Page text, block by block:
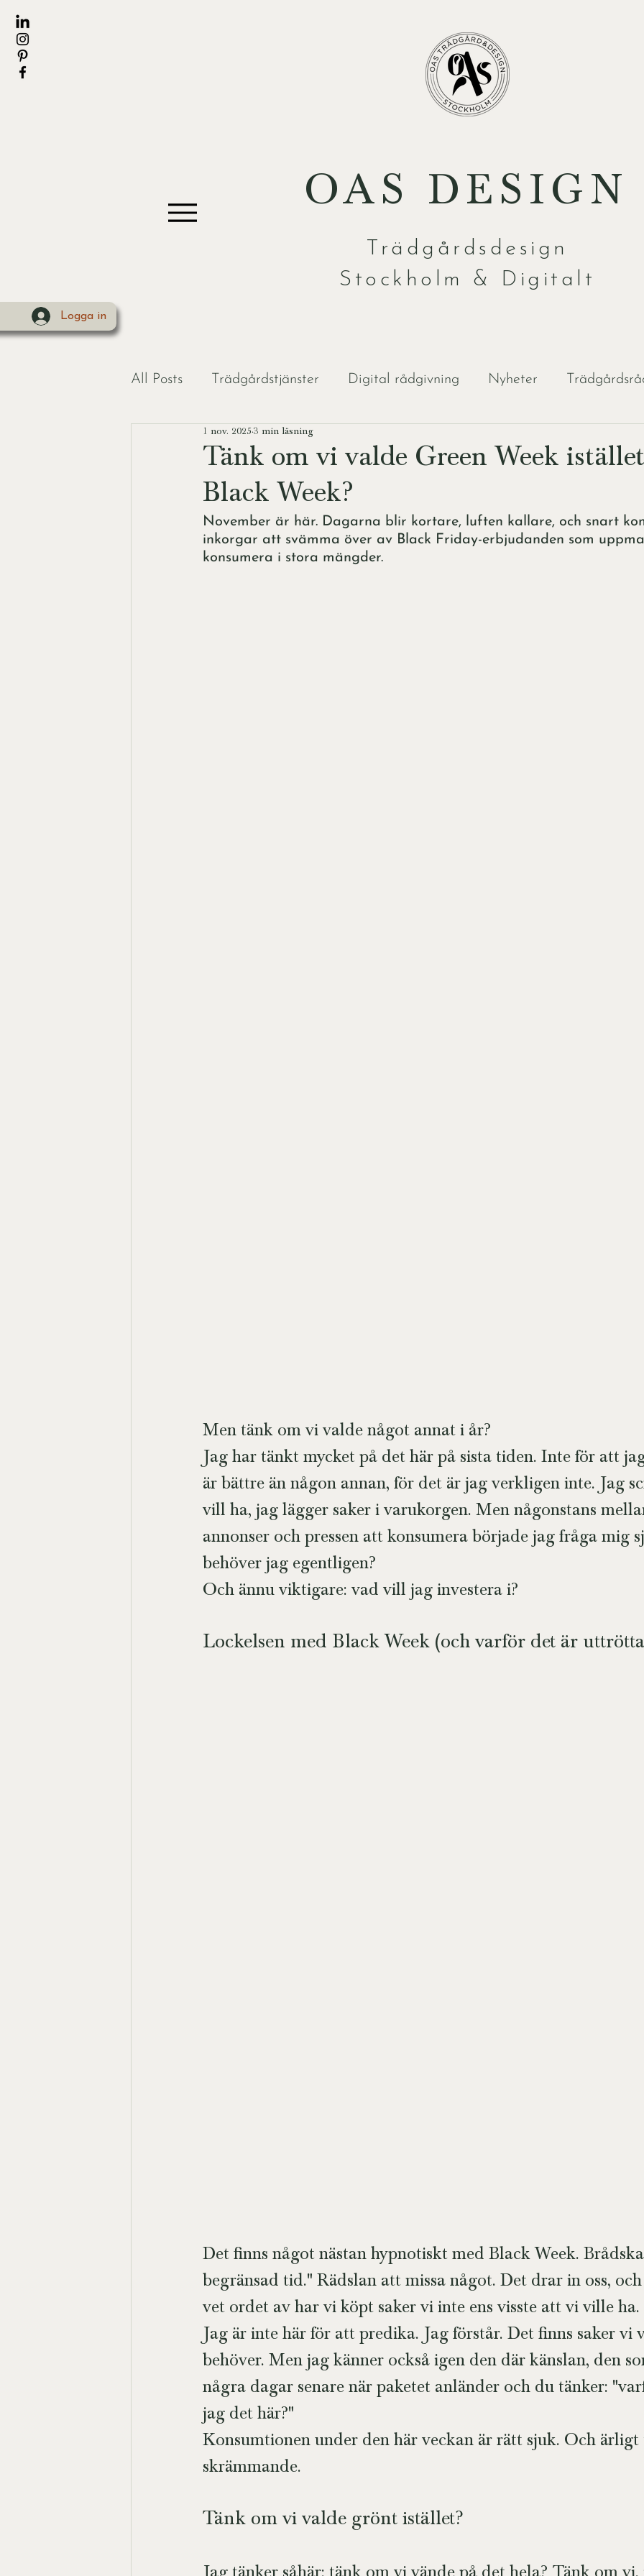
OAS DESIGN
Trädgårdsdesign
Stockholm & Digitalt
Logga in
All Posts Trädgårdstjänster Digital rådgivning Nyheter
Trädgårdsdesign Familjeträdgård
Trädgårdsliv
Tänk om vi valde Green Week
Black Week?
1 nov. 2025 3 min läsning
November är här. Dagarna blir kortare, luften kallare, och snart
inkorgar att svämma över av Black Friday-erbjudanden som
konsumera i stora mängder.
Men tänk om vi valde något annat i år?
Jag har tänkt mycket på det här på sista tiden. Inte för att
är bättre än någon annan, för det är jag verkligen inte. Jag
vill ha, jag lägger saker i varukorgen. Men någonstans
annonser och pressen att konsumera började jag fråga mig
behöver jag egentligen?
Och ännu viktigare: vad vill jag investera i?
Lockelsen med Black Week (och varför det är
Det finns något nästan hypnotiskt med Black Week.
begränsad tid." Rädslan att missa något. Det drar in oss,
vet ordet av har vi köpt saker vi inte ens visste att vi ville ha.
Jag är inte här för att predika. Jag förstår. Det finns saker vi
behöver. Men jag känner också igen den där känslan, den
några dagar senare när paketet anländer och du tänker:
jag det här?"
Konsumtionen under den här veckan är rätt sjuk. Och
skrämmande.
Tänk om vi valde grönt istället?